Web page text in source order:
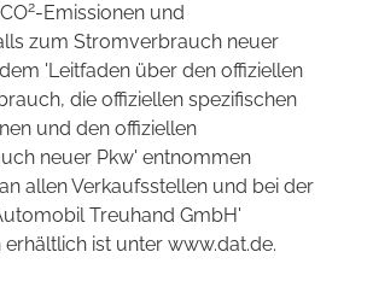
2-Emissionen und
zum Stromverbrauch neuer
'Leitfaden über den offiziellen
die offiziellen spezifischen
und den offiziellen
neuer Pkw' entnommen
allen Verkaufsstellen und bei der
Treuhand GmbH'
ist unter www.dat.de.